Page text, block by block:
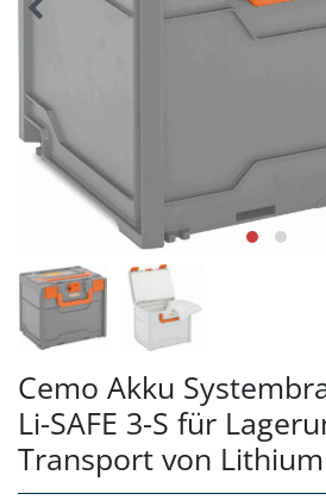
Cemo Akku
Li-SAFE 3-S für
Transport von